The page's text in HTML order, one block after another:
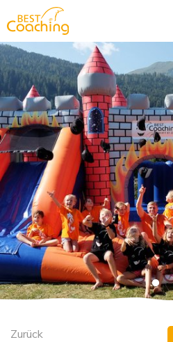
Zurück